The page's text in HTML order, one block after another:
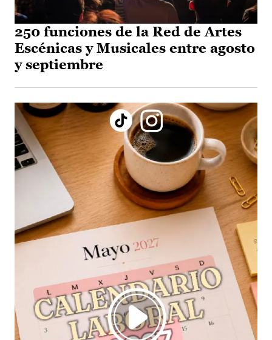
250 funciones de la Red de Artes
Escénicas y Musicales entre agosto
y septiembre